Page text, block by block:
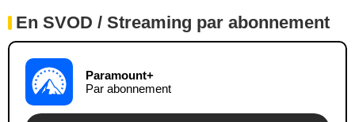
En SVOD / Streaming par abonnement
Paramount+
Par abonnement